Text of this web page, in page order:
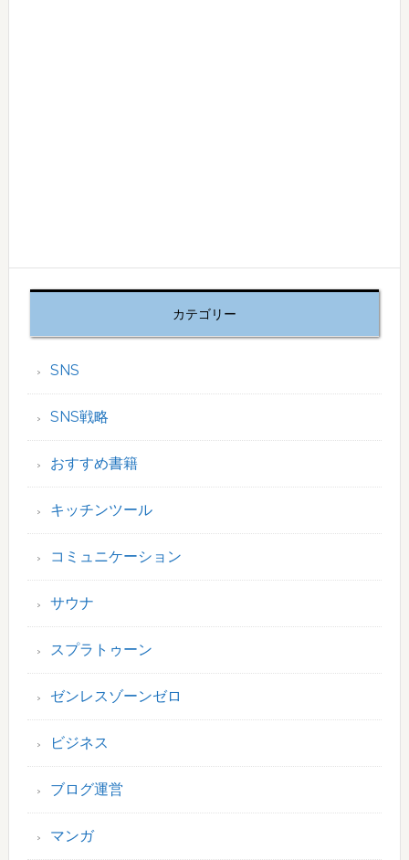
カテゴリー
SNS
SNS戦略
おすすめ書籍
キッチンツール
コミュニケーション
サウナ
スプラトゥーン
ゼンレスゾーンゼロ
ビジネス
ブログ運営
マンガ